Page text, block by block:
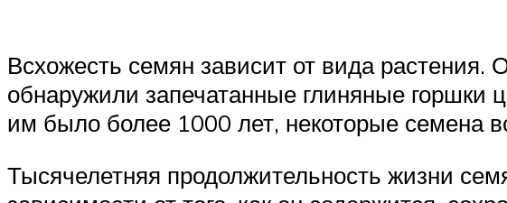
Всхожесть семян зависит от вида растения.
обнаружили запечатанные глиняные горшки
им было более 1000 лет, некоторые семена
Тысячелетняя продолжительность жизни